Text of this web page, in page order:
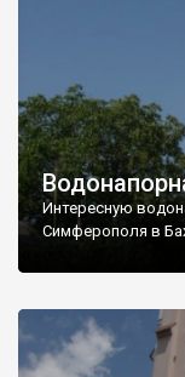
Интересную
Симферополя в